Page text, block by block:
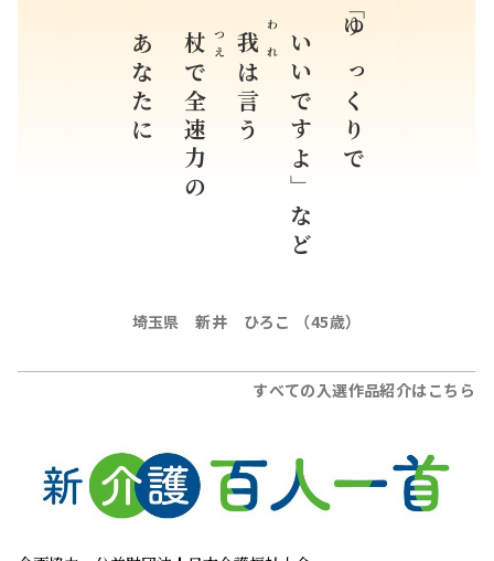
「ゆっくりで
いいですよ」など
我 われ
は言う
杖 つえ
で全速力の
あなたに
埼玉県 新井 ひろこ （45歳）
すべての入選作品紹介はこちら